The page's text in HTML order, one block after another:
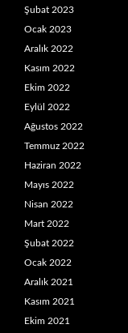
Şubat 2023
Ocak 2023
Aralık 2022
Kasım 2022
Ekim 2022
Eylül 2022
Ağustos 2022
Temmuz 2022
Haziran 2022
Mayıs 2022
Nisan 2022
Mart 2022
Şubat 2022
Ocak 2022
Aralık 2021
Kasım 2021
Ekim 2021